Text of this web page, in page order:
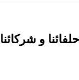
حلفائنا و